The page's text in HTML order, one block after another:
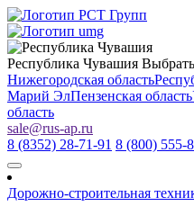
Республика Чувашия
Нижегородская область
Марий ЭлПензенская область
область
sale@rus-ap.ru
8 (8352) 28-71-91 8 (800) 555-
Дорожно-строительная